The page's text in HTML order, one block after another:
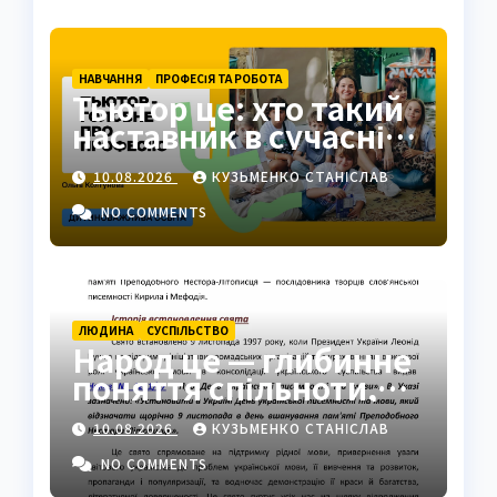
НАВЧАННЯ ПРОФЕСІЯ ТА РОБОТА
Тьютор це: хто такий
наставник в сучасній
освіті
10.08.2026
КУЗЬМЕНКО СТАНІСЛАВ
NO COMMENTS
ЛЮДИНА СУCПІЛЬСТВО
Народ це — глибинне
поняття спільноти,
ідентичності та сили
10.08.2026
КУЗЬМЕНКО СТАНІСЛАВ
NO COMMENTS